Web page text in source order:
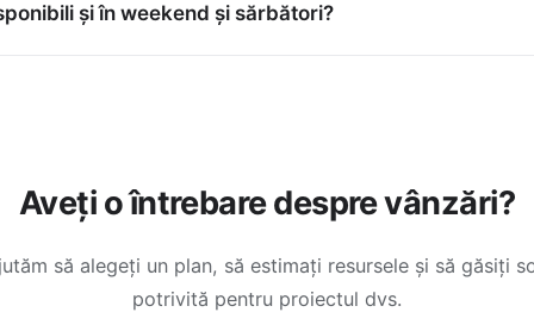
și în weekend și sărbători?
Aveți o întrebare despre vânzări?
să alegeți un plan, să estimați resursele și să găsiți
potrivită pentru proiectul dvs.